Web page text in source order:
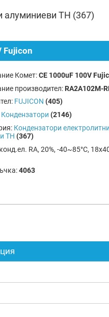
алуминиеви TH (367)
Fujicon
Комет:CE 1000uF 100V
производител: RA2A102M-
FUJICON (405)
Кондензатори (2146)
Кондензатори електролитни
TH (367)
конд.ел. RA, 20%, -40~85°C,
4063